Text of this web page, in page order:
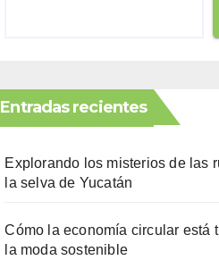
Entradas recientes
Explorando los misterios de las
la selva de Yucatán
Cómo la economía circular está
la moda sostenible